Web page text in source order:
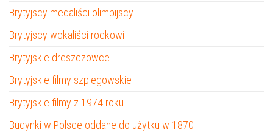
Brytyjscy medaliści olimpijscy
Brytyjscy wokaliści rockowi
Brytyjskie dreszczowce
Brytyjskie filmy szpiegowskie
Brytyjskie filmy z 1974 roku
Budynki w Polsce oddane do użytku w 1870